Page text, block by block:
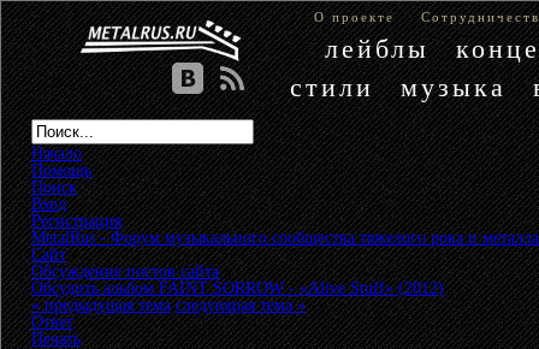
О проекте
лейблы
стили
музыка
Начало
Помощь
Поиск
Вход
Регистрация
MetalRus - Форум музыкального сообщества тяжелого рока и металла
Сайт»
Обсуждение постов сайта»
Обсудить альбом FAINT SORROW - «Alive Stuff» (2012)
« предыдущая тема следующая тема »
Ответ
Печать